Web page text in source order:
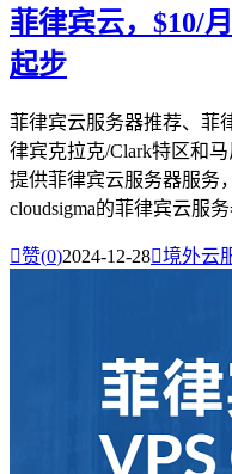
菲律宾云，$10/
起步
菲律宾云服务器推荐、菲
律宾‌克拉克/Clark特区和
提供菲律宾云服务器服务
cloudsigma的菲律宾云服
赞(0)2024-12-28境外云